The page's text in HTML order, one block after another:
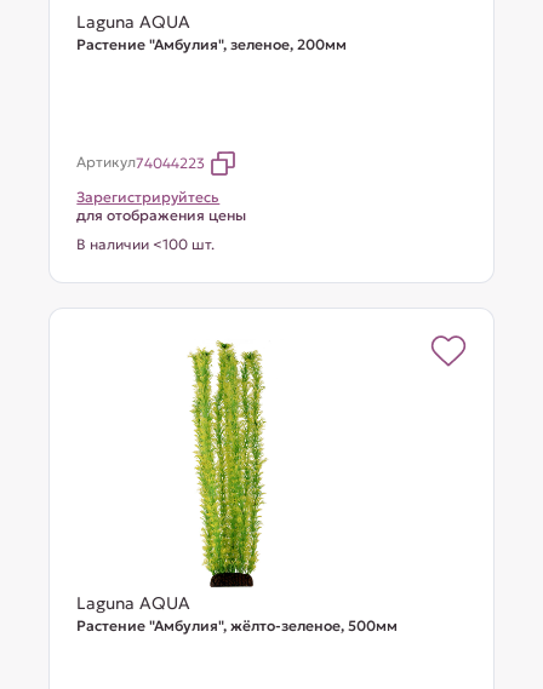
Laguna AQUA
Растение "Амбулия", зеленое, 200мм
Артикул74044223
Зарегистрируйтесь
для отображения цены
В наличии <100 шт.
Laguna AQUA
Растение "Амбулия", жёлто-зеленое, 500мм